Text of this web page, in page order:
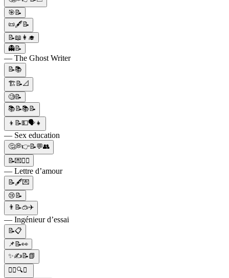
🎯📝
📜🖋️📝
📝📖👩‍🎓
👻📝
— The Ghost Writer
📝📚
🏗️📝📐
🧐📝
📚📝📚📝
👦📝💵🗣👧
— Sex education
🤔💭👉📝💬👥
📝💌❤️‍🔥
— Lettre d’amour
📝🖋️💌
😢📝
👨📝🥽✈️
— Ingénieur d’essai
📝📋
📌📝👀
✨✍📝📗
🕵️‍♂️🔍📝